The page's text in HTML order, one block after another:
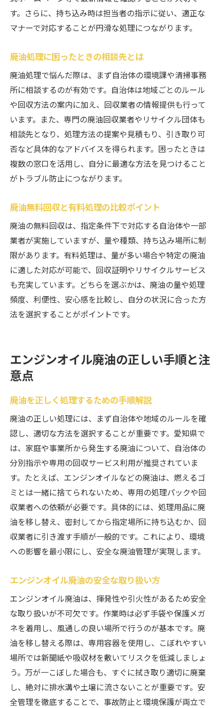
す。さらに、持ち込み時は担当者の指示に従い、適正な
マナーで対応することが円滑な処理につながります。
廃油処理に困ったときの相談先とは
廃油処理で悩んだ際は、まず自治体の環境課や清掃事務
所に相談するのが有効です。自治体は地域ごとのルール
や回収方法の案内に加え、回収業者の情報提供も行って
います。また、専門の廃油回収業者やリサイクル団体も
相談先となり、処理方法の提案や見積もり、引き取り可
否など具体的なアドバイスを得られます。困ったときは
複数の窓口を活用し、自分に最適な方法を見つけること
がトラブル防止につながります。
廃油無料回収と有料処理の比較ポイント
廃油の無料回収は、指定条件下で対応する自治体や一部
業者が実施していますが、量や種類、持ち込み場所に制
限があります。有料処理は、量が多い場合や特定の廃油
に適した対応が可能で、回収証明やリサイクルサービス
も充実しています。どちらを選ぶかは、廃油の量や処理
頻度、利便性、安心感を比較し、自分の状況に合った方
法を選択することがポイントです。
エンジンオイル廃油の正しい手順と注
意点
廃油を正しく処理するための手順解説
廃油の正しい処理には、まず自治体や地域のルールを確
認し、適切な方法を選択することが重要です。愛知県で
は、家庭や事業所から発生する廃油について、自治体の
分別指示や専用の回収サービス利用が推奨されていま
す。たとえば、エンジンオイルなどの廃油は、燃えるゴ
ミとは一緒に捨てられないため、専用の処理パックや回
収業者への依頼が必要です。具体的には、処理用品に廃
油を移し替え、密封してから指定場所に持ち込むか、回
収業者に引き渡す手順が一般的です。これにより、環境
への影響を最小限にし、安全な廃油管理が実現します。
エンジンオイル廃油の安全な取り扱い方
エンジンオイル廃油は、揮発性や引火性があるため安全
な取り扱いが不可欠です。作業時は必ず手袋や保護メガ
ネを着用し、風通しの良い場所で行うのが基本です。廃
油を移し替える際は、専用容器を使用し、こぼれやすい
場所では新聞紙や吸収材を敷いてリスクを低減しましょ
う。万が一こぼした場合も、すぐに拭き取り適切に廃棄
し、絶対に排水溝や土壌に流さないことが重要です。安
全管理を徹底することで、事故防止と環境保護が両立で